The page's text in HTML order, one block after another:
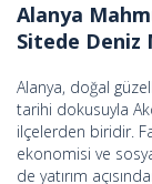
Alanya
Sitede Deniz
Alanya, doğal
tarihi dokusuyla
ilçelerden biridir.
ekonomisi ve
de yatırım